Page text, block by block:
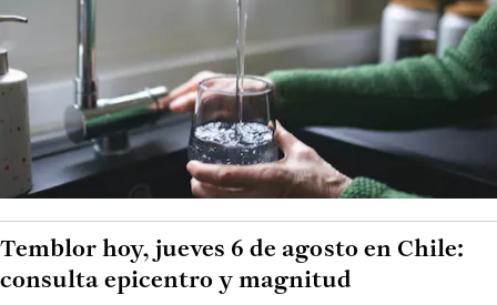
Temblor hoy, jueves 6 de agosto en Chile:
consulta epicentro y magnitud